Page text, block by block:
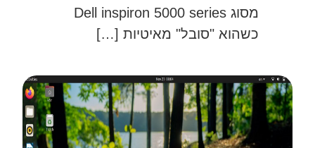
מסוג Dell inspiron 5000 series
כשהוא "סובל" מאיטיות […]